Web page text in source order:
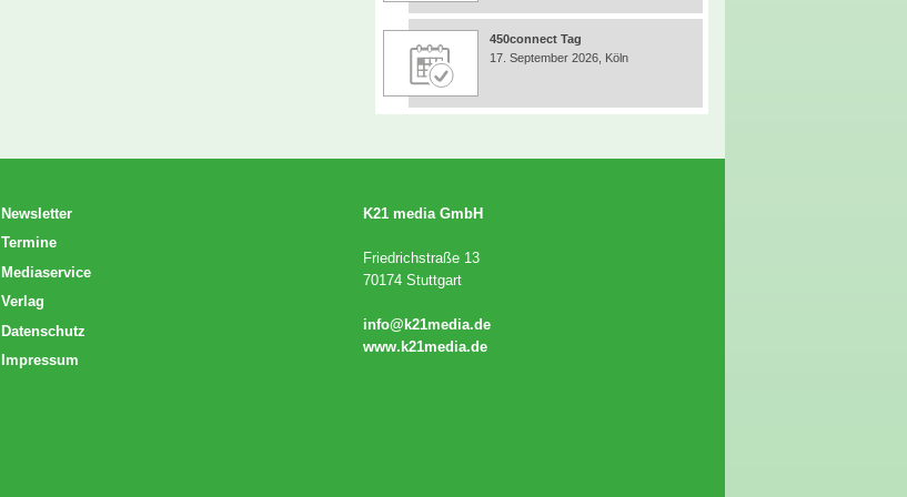
450connect Tag
17. September 2026, Köln
Newsletter
Termine
Mediaservice
Verlag
Datenschutz
Impressum
K21 media GmbH
Friedrichstraße 13
70174 Stuttgart
info@k21media.de
www.k21media.de